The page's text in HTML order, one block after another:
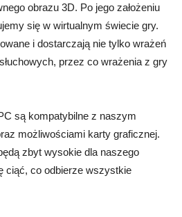
obrazu 3D. Po jego założeniu
się w wirtualnym świecie gry.
i dostarczają nie tylko wrażeń
przez co wrażenia z gry
są kompatybilne z naszym
możliwościami karty graficznej.
zbyt wysokie dla naszego
ciąć, co odbierze wszystkie